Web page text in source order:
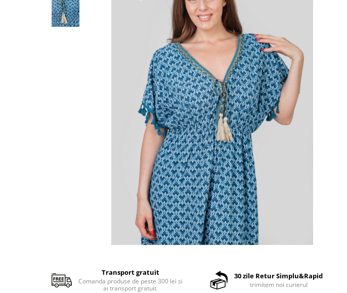
Transport gratuit
Comanda produse de peste 300 lei si
ai transport gratuit.
30 zile Retur Simplu&Rapid
trimitem noi curierul